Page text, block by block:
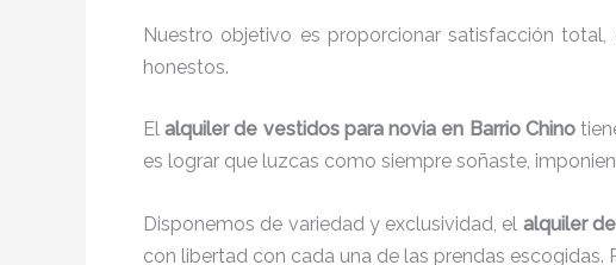
Nuestro objetivo es proporcionar satisfacción
honestos.
Elalquiler de vestidos para novia en Barrio Chino
es lograr que luzcas como siempre soñaste,
Disponemos de variedad y exclusividad, el alquiler
con libertad con cada una de las prendas